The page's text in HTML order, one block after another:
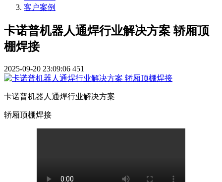
客户案例
卡诺普机器人通焊行业解决方案 轿厢顶
棚焊接
2025-09-20 23:09:06 451
卡诺普机器人通焊行业解决方案
轿厢顶棚焊接